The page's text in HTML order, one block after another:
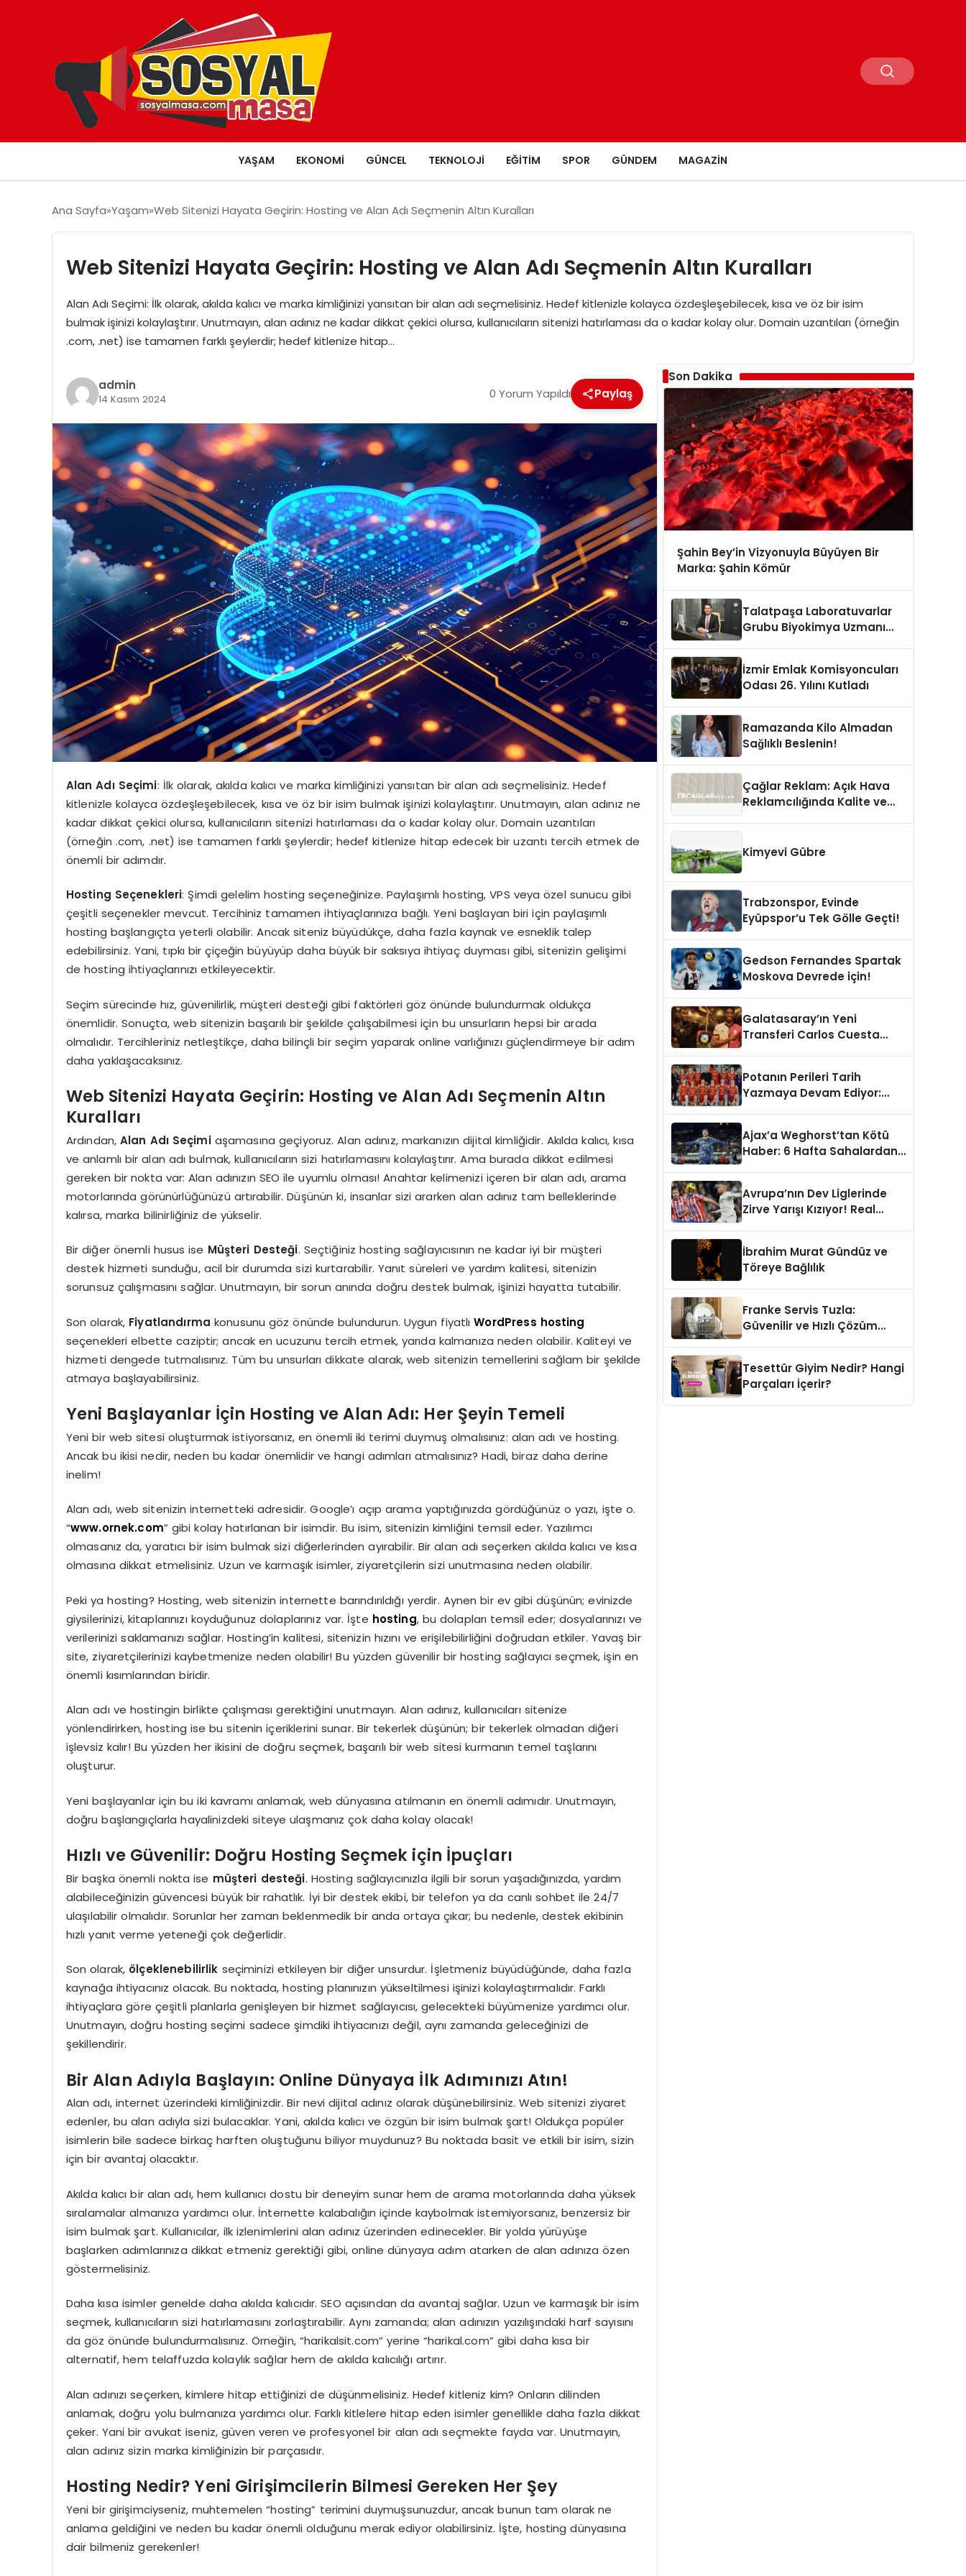
YAŞAM EKONOMI GÜNCEL TEKNOLOJI EĞITIM SPOR GÜNDEM MAGAZIN
Ana Sayfa Yaşam Web Sitenizi Hayata Geçirin: Hosting ve Alan Adı Seçmenin Altın Kuralları
Web Sitenizi Hayata Geçirin: Hosting ve Alan Adı Seçmenin Altın Kuralları
Alan Adı Seçimi: İlk olarak, akılda kalıcı ve marka kimliğinizi yansıtan bir alan adı seçmelisiniz. Hedef kitlenizle kolayca özdeşleşebilecek, kısa ve öz bir isim
bulmak işinizi kolaylaştırır. Unutmayın, alan adınız ne kadar dikkat çekici olursa, kullanıcıların sitenizi hatırlaması da o kadar kolay olur. Domain uzantıları (örneğin
.com, .net) ise tamamen farklı şeylerdir; hedef kitlenize hitap…
admin
14 Kasım 2024 0 Yorum Yapıldı Paylaş
Alan Adı Seçimi: İlk olarak, akılda kalıcı ve marka kimliğinizi yansıtan bir alan adı seçmelisiniz. Hedef
kitlenizle kolayca özdeşleşebilecek, kısa ve öz bir isim bulmak işinizi kolaylaştırır. Unutmayın, alan adınız ne
kadar dikkat çekici olursa, kullanıcıların sitenizi hatırlaması da o kadar kolay olur. Domain uzantıları
(örneğin .com, .net) ise tamamen farklı şeylerdir; hedef kitlenize hitap edecek bir uzantı tercih etmek de
önemli bir adımdır.
Hosting Seçenekleri: Şimdi gelelim hosting seçeneğinize. Paylaşımlı hosting, VPS veya özel sunucu gibi
çeşitli seçenekler mevcut. Tercihiniz tamamen ihtiyaçlarınıza bağlı. Yeni başlayan biri için paylaşımlı
hosting başlangıçta yeterli olabilir. Ancak siteniz büyüdükçe, daha fazla kaynak ve esneklik talep
edebilirsiniz. Yani, tıpkı bir çiçeğin büyüyüp daha büyük bir saksıya ihtiyaç duyması gibi, sitenizin gelişimi
de hosting ihtiyaçlarınızı etkileyecektir.
Seçim sürecinde hız, güvenilirlik, müşteri desteği gibi faktörleri göz önünde bulundurmak oldukça
önemlidir. Sonuçta, web sitenizin başarılı bir şekilde çalışabilmesi için bu unsurların hepsi bir arada
olmalıdır. Tercihleriniz netleştikçe, daha bilinçli bir seçim yaparak online varlığınızı güçlendirmeye bir adım
daha yaklaşacaksınız.
Web Sitenizi Hayata Geçirin: Hosting ve Alan Adı Seçmenin Altın
Kuralları
Ardından, Alan Adı Seçimiaşamasına geçiyoruz. Alan adınız, markanızın dijital kimliğidir. Akılda kalıcı, kısa
ve anlamlı bir alan adı bulmak, kullanıcıların sizi hatırlamasını kolaylaştırır. Ama burada dikkat edilmesi
gereken bir nokta var: Alan adınızın SEO ile uyumlu olması! Anahtar kelimenizi içeren bir alan adı, arama
motorlarında görünürlüğünüzü artırabilir. Düşünün ki, insanlar sizi ararken alan adınız tam belleklerinde
kalırsa, marka bilinirliğiniz de yükselir.
Bir diğer önemli husus ise Müşteri Desteği. Seçtiğiniz hosting sağlayıcısının ne kadar iyi bir müşteri
destek hizmeti sunduğu, acil bir durumda sizi kurtarabilir. Yanıt süreleri ve yardım kalitesi, sitenizin
sorunsuz çalışmasını sağlar. Unutmayın, bir sorun anında doğru destek bulmak, işinizi hayatta tutabilir.
Son olarak, Fiyatlandırma konusunu göz önünde bulundurun. Uygun fiyatlıWordPress hosting
seçenekleri elbette caziptir; ancak en ucuzunu tercih etmek, yarıda kalmanıza neden olabilir. Kaliteyi ve
hizmeti dengede tutmalısınız. Tüm bu unsurları dikkate alarak, web sitenizin temellerini sağlam bir şekilde
atmaya başlayabilirsiniz.
Yeni Başlayanlar İçin Hosting ve Alan Adı: Her Şeyin Temeli
Yeni bir web sitesi oluşturmak istiyorsanız, en önemli iki terimi duymuş olmalısınız: alan adı ve hosting.
Ancak bu ikisi nedir, neden bu kadar önemlidir ve hangi adımları atmalısınız? Hadi, biraz daha derine
inelim!
Alan adı, web sitenizin internetteki adresidir. Google’ı açıp arama yaptığınızda gördüğünüz o yazı, işte o.
“www.ornek.com” gibi kolay hatırlanan bir isimdir. Bu isim, sitenizin kimliğini temsil eder. Yazılımcı
olmasanız da, yaratıcı bir isim bulmak sizi diğerlerinden ayırabilir. Bir alan adı seçerken akılda kalıcı ve kısa
olmasına dikkat etmelisiniz. Uzun ve karmaşık isimler, ziyaretçilerin sizi unutmasına neden olabilir.
Peki ya hosting? Hosting, web sitenizin internette barındırıldığı yerdir. Aynen bir ev gibi düşünün; evinizde
giysilerinizi, kitaplarınızı koyduğunuz dolaplarınız var. İşte hosting, bu dolapları temsil eder; dosyalarınızı ve
verilerinizi saklamanızı sağlar. Hosting’in kalitesi, sitenizin hızını ve erişilebilirliğini doğrudan etkiler. Yavaş bir
site, ziyaretçilerinizi kaybetmenize neden olabilir! Bu yüzden güvenilir bir hosting sağlayıcı seçmek, işin en
önemli kısımlarından biridir.
Alan adı ve hostingin birlikte çalışması gerektiğini unutmayın. Alan adınız, kullanıcıları sitenize
yönlendirirken, hosting ise bu sitenin içeriklerini sunar. Bir tekerlek düşünün; bir tekerlek olmadan diğeri
işlevsiz kalır! Bu yüzden her ikisini de doğru seçmek, başarılı bir web sitesi kurmanın temel taşlarını
oluşturur.
Yeni başlayanlar için bu iki kavramı anlamak, web dünyasına atılmanın en önemli adımıdır. Unutmayın,
doğru başlangıçlarla hayalinizdeki siteye ulaşmanız çok daha kolay olacak!
Hızlı ve Güvenilir: Doğru Hosting Seçmek için İpuçları
Bir başka önemli nokta ise müşteri desteği. Hosting sağlayıcınızla ilgili bir sorun yaşadığınızda, yardım
alabileceğinizin güvencesi büyük bir rahatlık. İyi bir destek ekibi, bir telefon ya da canlı sohbet ile 24/7
ulaşılabilir olmalıdır. Sorunlar her zaman beklenmedik bir anda ortaya çıkar; bu nedenle, destek ekibinin
hızlı yanıt verme yeteneği çok değerlidir.
Son olarak, ölçeklenebilirlik seçiminizi etkileyen bir diğer unsurdur. İşletmeniz büyüdüğünde, daha fazla
kaynağa ihtiyacınız olacak. Bu noktada, hosting planınızın yükseltilmesi işinizi kolaylaştırmalıdır. Farklı
ihtiyaçlara göre çeşitli planlarla genişleyen bir hizmet sağlayıcısı, gelecekteki büyümenize yardımcı olur.
Unutmayın, doğru hosting seçimi sadece şimdiki ihtiyacınızı değil, aynı zamanda geleceğinizi de
şekillendirir.
Bir Alan Adıyla Başlayın: Online Dünyaya İlk Adımınızı Atın!
Alan adı, internet üzerindeki kimliğinizdir. Bir nevi dijital adınız olarak düşünebilirsiniz. Web sitenizi ziyaret
edenler, bu alan adıyla sizi bulacaklar. Yani, akılda kalıcı ve özgün bir isim bulmak şart! Oldukça popüler
isimlerin bile sadece birkaç harften oluştuğunu biliyor muydunuz? Bu noktada basit ve etkili bir isim, sizin
için bir avantaj olacaktır.
Akılda kalıcı bir alan adı, hem kullanıcı dostu bir deneyim sunar hem de arama motorlarında daha yüksek
sıralamalar almanıza yardımcı olur. İnternette kalabalığın içinde kaybolmak istemiyorsanız, benzersiz bir
isim bulmak şart. Kullanıcılar, ilk izlenimlerini alan adınız üzerinden edinecekler. Bir yolda yürüyüşe
başlarken adımlarınıza dikkat etmeniz gerektiği gibi, online dünyaya adım atarken de alan adınıza özen
göstermelisiniz.
Daha kısa isimler genelde daha akılda kalıcıdır. SEO açısından da avantaj sağlar. Uzun ve karmaşık bir isim
seçmek, kullanıcıların sizi hatırlamasını zorlaştırabilir. Aynı zamanda; alan adınızın yazılışındaki harf sayısını
da göz önünde bulundurmalısınız. Örneğin, “harikalsit.com” yerine “harikal.com” gibi daha kısa bir
alternatif, hem telaffuzda kolaylık sağlar hem de akılda kalıcılığı artırır.
Alan adınızı seçerken, kimlere hitap ettiğinizi de düşünmelisiniz. Hedef kitleniz kim? Onların dilinden
anlamak, doğru yolu bulmanıza yardımcı olur. Farklı kitlelere hitap eden isimler genellikle daha fazla dikkat
çeker. Yani bir avukat iseniz, güven veren ve profesyonel bir alan adı seçmekte fayda var. Unutmayın,
alan adınız sizin marka kimliğinizin bir parçasıdır.
Hosting Nedir? Yeni Girişimcilerin Bilmesi Gereken Her Şey
Yeni bir girişimciyseniz, muhtemelen “hosting” terimini duymuşsunuzdur, ancak bunun tam olarak ne
anlama geldiğini ve neden bu kadar önemli olduğunu merak ediyor olabilirsiniz. İşte, hosting dünyasına
dair bilmeniz gerekenler!
Son Dakika
Şahin Bey’in Vizyonuyla Büyüyen Bir
Marka: Şahin Kömür
Talatpaşa Laboratuvarlar
Grubu Biyokimya Uzmanı
İzmir Emlak Komisyoncuları
Odası 26. Yılını Kutladı
Ramazanda Kilo Almadan
Sağlıklı Beslenin!
Çağlar Reklam: Açık Hava
Reklamcılığında Kalite ve
Kimyevi Gübre
Trabzonspor, Evinde
Eyüpspor’u Tek Gölle Geçti!
Gedson Fernandes Spartak
Moskova Devrede için!
Galatasaray’ın Yeni
Transferi Carlos Cuesta
Performansı mı
Konuşulmalı?
Potanın Perileri Tarih
Yazmaya Devam Ediyor:
Ajax’a Weghorst’tan Kötü
Haber: 6 Hafta Sahalardan
Avrupa’nın Dev Liglerinde
Zirve Yarışı Kızıyor! Real
Koltuğunda
İbrahim Murat Gündüz ve
Töreye Bağlılık
Franke Servis Tuzla:
Güvenilir ve Hızlı Çözüm
Tesettür Giyim Nedir? Hangi
Parçaları İçerir?